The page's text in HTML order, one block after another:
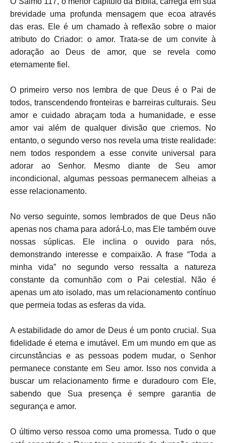
brevidade uma profunda mensagem que ecoa através
das eras. Ele é um chamado à reflexão sobre o maior
atributo do Criador: o amor. Trata-se de um convite à
adoração ao Deus de amor, que se revela como
eternamente fiel.
O primeiro verso nos lembra de que Deus é o Pai de
todos, transcendendo fronteiras e barreiras culturais. Seu
amor e cuidado abraçam toda a humanidade, e esse
amor vai além de qualquer divisão que criemos. No
entanto, o segundo verso nos revela uma triste realidade:
nem todos respondem a esse convite universal para
adorar ao Senhor. Mesmo diante de Seu amor
incondicional, algumas pessoas permanecem alheias a
esse relacionamento.
No verso seguinte, somos lembrados de que Deus não
apenas nos chama para adorá-Lo, mas Ele também ouve
nossas súplicas. Ele inclina o ouvido para nós,
demonstrando interesse e compaixão. A frase “Toda a
minha vida” no segundo verso ressalta a natureza
constante da comunhão com o Pai celestial. Não é
apenas um ato isolado, mas um relacionamento contínuo
que permeia todas as esferas da vida.
A estabilidade do amor de Deus é um ponto crucial. Sua
fidelidade é eterna e imutável. Em um mundo em que as
circunstâncias e as pessoas podem mudar, o Senhor
permanece constante em Seu amor. Isso nos convida a
buscar um relacionamento firme e duradouro com Ele,
sabendo que Sua presença é sempre garantia de
segurança e amor.
O último verso ressoa como uma promessa. Tudo o que